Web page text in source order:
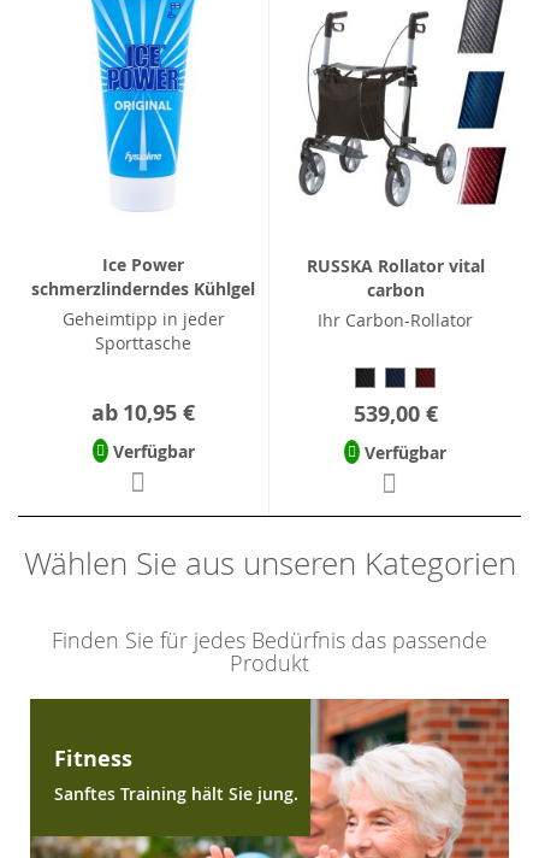
Ice Power
schmerzlinderndes Kühlgel
Geheimtipp in jeder
Sporttasche
ab 10,95 €
Verfügbar
RUSSKA Rollator vital
carbon
Ihr Carbon-Rollator
539,00 €
Verfügbar
Wählen Sie aus unseren Kategorien
Finden Sie für jedes Bedürfnis das passende
Produkt
Fitness
Sanftes Training hält Sie jung.